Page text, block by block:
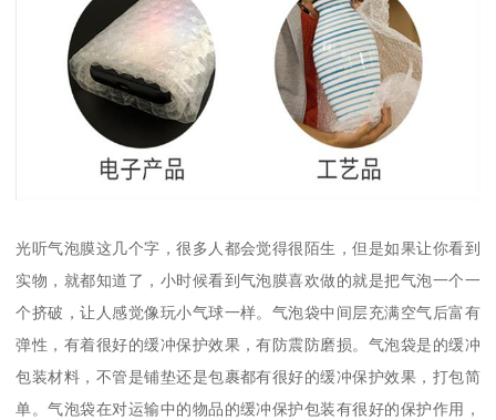
光听气泡膜这几个字，很多人都会觉得很陌生，但是如果让你看到
实物，就都知道了，小时候看到气泡膜喜欢做的就是把气泡一个一
个挤破，让人感觉像玩小气球一样。气泡袋中间层充满空气后富有
弹性，有着很好的缓冲保护效果，有防震防磨损。气泡袋是的缓冲
包装材料，不管是铺垫还是包裹都有很好的缓冲保护效果，打包简
单。气泡袋在对运输中的物品的缓冲保护包装有很好的保护作用，